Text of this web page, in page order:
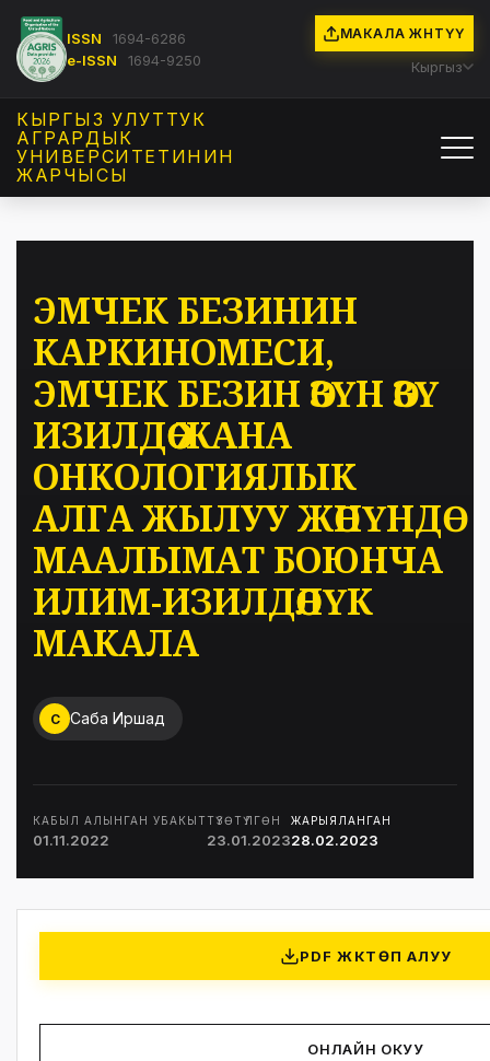
ISSN
1694-6286
e-ISSN
1694-9250
МАКАЛА ЖӨНӨТҮҮ
Кыргыз
КЫРГЫЗ УЛУТТУК
АГРАРДЫК
УНИВЕРСИТЕТИНИН
ЖАРЧЫСЫ
ЭМЧЕК БЕЗИНИН
КАРКИНОМЕСИ,
ЭМЧЕК БЕЗИН ӨЗҮН ӨЗҮ
ИЗИЛДӨӨ ЖАНА
ОНКОЛОГИЯЛЫК
АЛГА ЖЫЛУУ ЖӨНҮНДӨ
МААЛЫМАТ БОЮНЧА
ИЛИМ-ИЗИЛДӨӨЛҮК
МАКАЛА
С Саба Иршад
КАБЫЛ АЛЫНГАН УБАКЫТ
01.11.2022
ТҮЗӨТҮЛГӨН
23.01.2023
ЖАРЫЯЛАНГАН
28.02.2023
PDF ЖҮКТӨП АЛУУ
ОНЛАЙН ОКУУ